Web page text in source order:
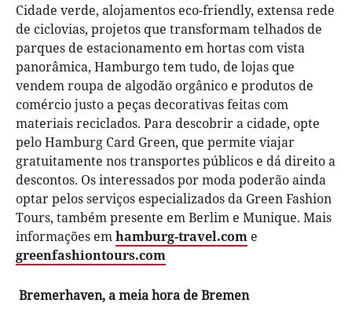
Cidade verde, alojamentos eco-friendly, extensa rede
de ciclovias, projetos que transformam telhados de
parques de estacionamento em hortas com vista
panorâmica, Hamburgo tem tudo, de lojas que
vendem roupa de algodão orgânico e produtos de
comércio justo a peças decorativas feitas com
materiais reciclados. Para descobrir a cidade, opte
pelo Hamburg Card Green, que permite viajar
gratuitamente nos transportes públicos e dá direito a
descontos. Os interessados por moda poderão ainda
optar pelos serviços especializados da Green Fashion
Tours, também presente em Berlim e Munique. Mais
informações emhamburg-travel.com e
greenfashiontours.com
Bremerhaven, a meia hora de Bremen